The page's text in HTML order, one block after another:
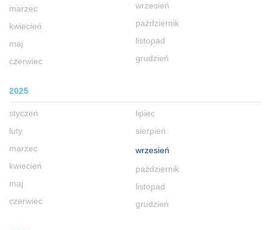
marzec
kwiecień
maj
czerwiec
wrzesień
październik
listopad
grudzień
2025
styczeń
luty
marzec
kwiecień
maj
czerwiec
lipiec
sierpień
wrzesień
październik
listopad
grudzień